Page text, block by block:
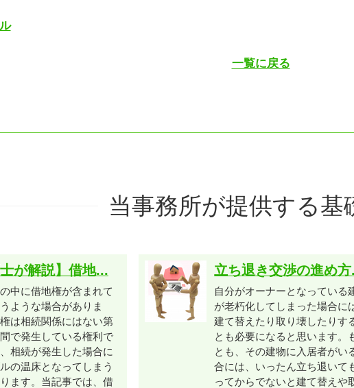
一覧に戻る
当事務所が提供する基
士が解説】借地...
中に借地権が含まれて
ような場合がありま
は相続関係にはない第
で発生している権利で
相続が発生した場合に
の温床となってしまう
ます。当記事では、借
立ち退き交渉の進め
自分がオーナーとなっている
が老朽化してしまった場合に
建て替えたり取り壊したりす
とも必要になると思います。
とも、その建物に入居者がい
合には、いったん立ち退いて
ってからでないと建て替えや